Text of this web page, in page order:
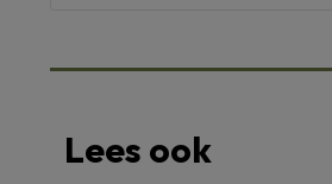
Lees ook